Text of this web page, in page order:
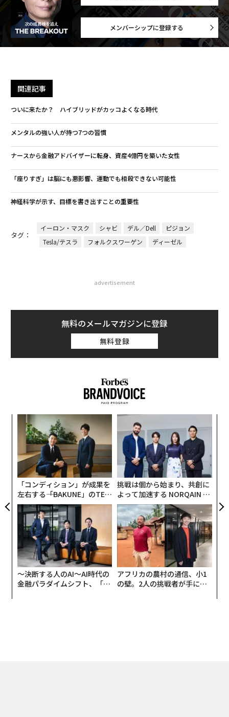
メンバーシップに登録する
関連記事
ついに来たか？ ハイブリッドがカッコよくなる時代
メンタルの強い人が持つ7つの習慣
ナースから金融アドバイザーに転身、資産4億円を築いた女性
「座りすぎ」は脳にも悪影響、運動でも相殺できない可能性
神経科学が示す、目標を書き出すことの重要性
タグ：
イーロン・マスク シャビ デル／Dell
ピジョン
Tesla/テスラ
フォルクスワーゲン ディーゼル
advertisement
無料のメールマガジンに登録
無料登録
「コンディション」が成果を
左右する――「BAKUNE」のTEN
TIALが支える「挑戦者の明
日」
挑戦は個から始まり、共創に
よって加速する NORQAIN JA
PAN 特別座談会
〜決断する人のAI〜AI時代の
金融パラダイムシフト、「超
アフリカの農村の通信、小1
の壁。2人の挑戦者が手にし